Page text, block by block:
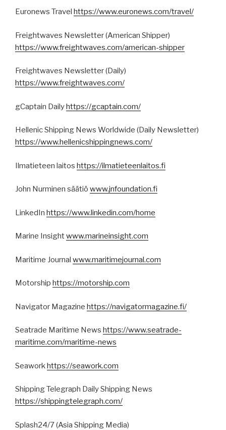
Euronews Travel https://www.euronews.com/travel/
Freightwaves Newsletter (American Shipper)
https://www.freightwaves.com/american-shipper
Freightwaves Newsletter (Daily)
https://www.freightwaves.com/
gCaptain Dailyhttps://gcaptain.com/
Hellenic Shipping News Worldwide (Daily Newsletter)
https://www.hellenicshippingnews.com/
Ilmatieteen laitos https://ilmatieteenlaitos.fi
John Nurminen säätiö www.jnfoundation.fi
LinkedIn https://www.linkedin.com/home
Marine Insightwww.marineinsight.com
Maritime Journal www.maritimejournal.com
Motorship https://motorship.com
Navigator Magazine https://navigatormagazine.fi/
Seatrade Maritime News https://www.seatrade-
maritime.com/maritime-news
Seaworkhttps://seawork.com
Shipping Telegraph Daily Shipping News
https://shippingtelegraph.com/
Splash24/7 (Asia Shipping Media)